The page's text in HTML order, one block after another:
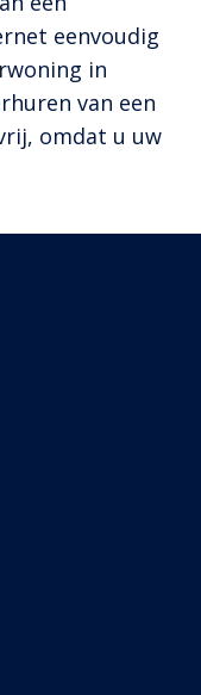
eenvoudig
in
van een
omdat u uw